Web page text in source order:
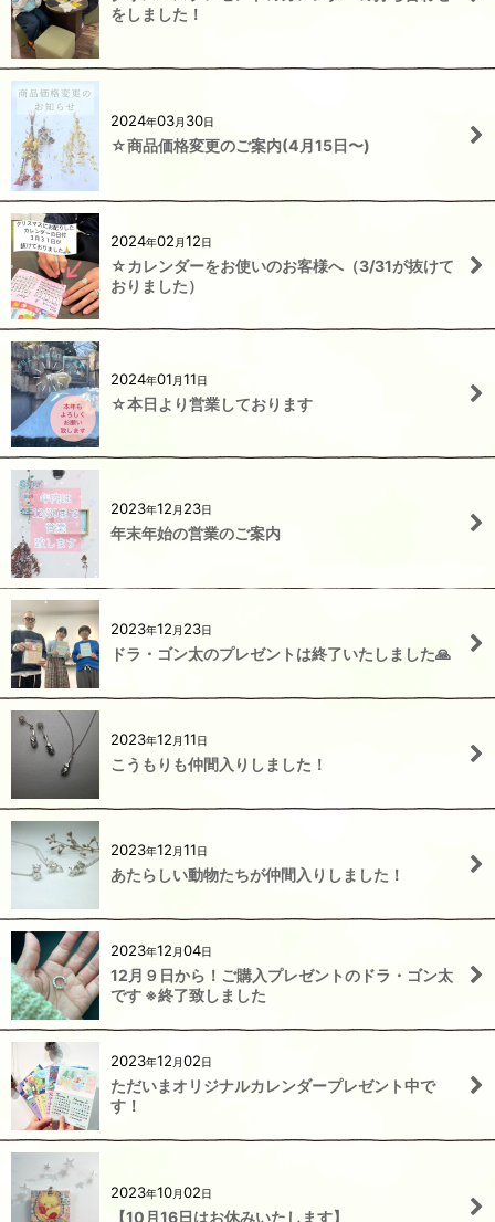
をしました！
2024年03月 30日
☆商品価格変更のご案内(4月15日〜)
2024年02 月12日
☆カレンダーをお使いのお客様へ（3/31が抜けて
おりました）
2024年01 月11日
☆本日より営業しております
2023年12 月 23日
年末年始の営業のご案内
2023年12 月 23日
ドラ・ゴン太のプレゼントは終了いたしました🙏
2023年12 月11日
こうもりも仲間入りしました！
2023年12 月11日
あたらしい動物たちが仲間入りしました！
2023年12 月04日
12月９日から！ご購入プレゼントのドラ・ゴン太
です ※終了致しました
2023年12 月02日
ただいまオリジナルカレンダープレゼント中で
す！
2023年10月02日
【10月16日はお休みいたします】